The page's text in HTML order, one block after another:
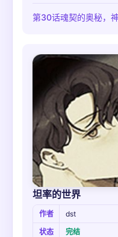
些老古板针对奎浩也
耍这种花招了.”像晴天
第30话魂契的奥秘，
坦率的世界
作者 dst
状态
完结